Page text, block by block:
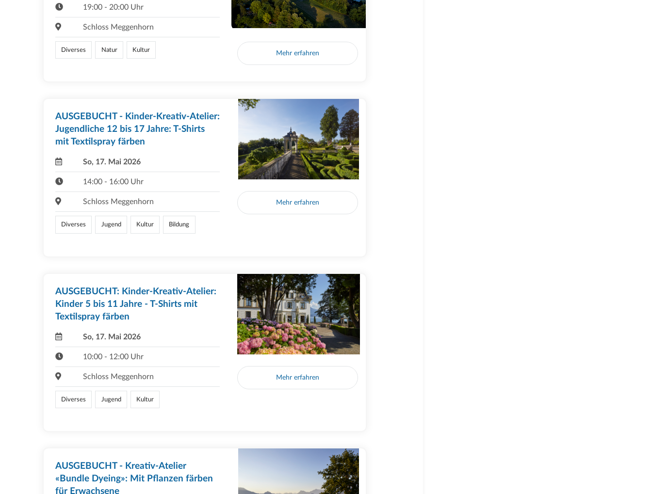
19:00 - 20:00 Uhr
Schloss Meggenhorn
Diverses Natur Kultur Mehr erfahren
AUSGEBUCHT - Kinder-Kreativ-Atelier:
Jugendliche 12 bis 17 Jahre: T-Shirts
mit Textilspray färben
So, 17. Mai 2026
14:00 - 16:00 Uhr
Schloss Meggenhorn
Diverses Jugend Kultur Bildung
Mehr erfahren
AUSGEBUCHT: Kinder-Kreativ-Atelier:
Kinder 5 bis 11 Jahre - T-Shirts mit
Textilspray färben
So, 17. Mai 2026
10:00 - 12:00 Uhr
Schloss Meggenhorn
Diverses Jugend Kultur
Mehr erfahren
AUSGEBUCHT - Kreativ-Atelier
«Bundle Dyeing»: Mit Pflanzen färben
für Erwachsene